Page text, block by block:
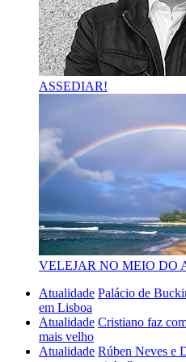
ASSEDIAR!
VELEJAR NO MEIO DO
Atualidade Palácio de
em Lisboa
Atualidade Cristiano faz
mais velho
Atualidade Rúben Neves e